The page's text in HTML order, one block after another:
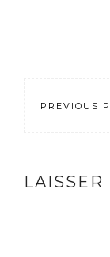
PREVIOUS
LAISSER